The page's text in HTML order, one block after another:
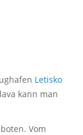
Letisko
kann man
Vom